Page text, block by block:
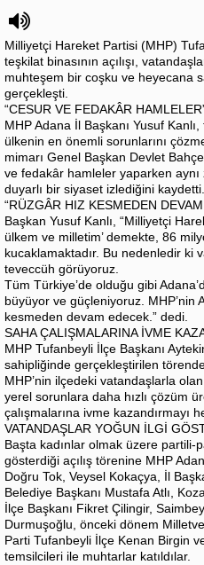
Milliyetçi Hareket Partisi (MHP)
teşkilat binasının açılışı,
muhteşem bir coşku ve heyecana
gerçekleşti.
“CESUR VE FEDAKÂR
MHP Adana İl Başkanı Yusuf
ülkenin en önemli sorunlarını
mimarı Genel Başkan Devlet
ve fedakâr hamleler yaparken aynı
duyarlı bir siyaset izlediğini kaydetti.
“RÜZGÂR HIZ KESMEDEN
Başkan Yusuf Kanlı, “Milliyetçi
ülkem ve milletim’ demekte, 86
kucaklamaktadır. Bu nedenledir ki
teveccüh görüyoruz.
Tüm Türkiye’de olduğu gibi
büyüyor ve güçleniyoruz. MHP’nin
kesmeden devam edecek.” dedi.
SAHA ÇALIŞMALARINA İVME
MHP Tufanbeyli İlçe Başkanı
sahipliğinde gerçekleştirilen törende
MHP’nin ilçedeki vatandaşlarla
yerel sorunlara daha hızlı çözüm
çalışmalarına ivme kazandırmayı
VATANDAŞLAR YOĞUN İLGİ
Başta kadınlar olmak üzere partili-
gösterdiği açılış törenine MHP
Doğru Tok, Veysel Kokaçya, İl
Belediye Başkanı Mustafa Atlı,
İlçe Başkanı Fikret Çilingir,
Durmuşoğlu, önceki dönem
Parti Tufanbeyli İlçe Kenan Birgin
temsilcileri ile muhtarlar katıldılar.